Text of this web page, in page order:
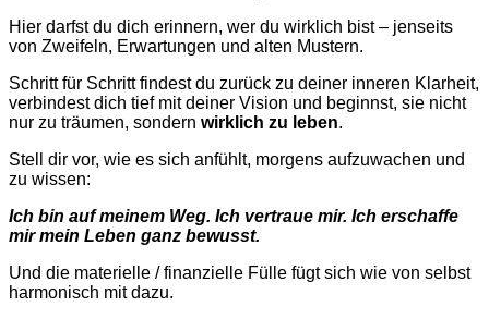
Hier darfst du dich erinnern, wer du wirklich bist – jenseits
von Zweifeln, Erwartungen und alten Mustern.
Schritt für Schritt findest du zurück zu deiner inneren Klarheit,
verbindest dich tief mit deiner Vision und beginnst, sie nicht
nur zu träumen, sondern wirklich zu leben.
Stell dir vor, wie es sich anfühlt, morgens aufzuwachen und
zu wissen:
Ich bin auf meinem Weg. Ich vertraue mir. Ich erschaffe
mir mein Leben ganz bewusst.
Und die materielle / finanzielle Fülle fügt sich wie von selbst
harmonisch mit dazu.